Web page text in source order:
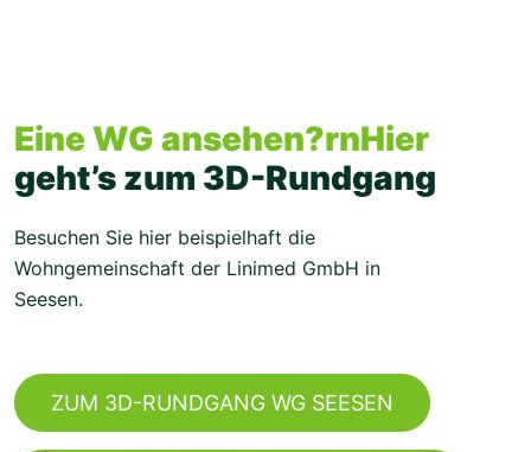
Eine WG ansehen?rnHier
geht’s zum 3D-Rundgang
Besuchen Sie hier beispielhaft die
Wohngemeinschaft der Linimed GmbH in
Seesen.
ZUM 3D-RUNDGANG WG SEESEN